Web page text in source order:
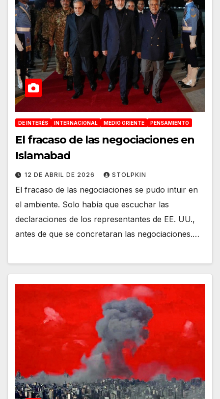
DE INTERÉS INTERNACIONAL MEDIO ORIENTE PENSAMIENTO
El fracaso de las negociaciones en
Islamabad
12 DE ABRIL DE 2026 STOLPKIN
El fracaso de las negociaciones se pudo intuir en
el ambiente. Solo había que escuchar las
declaraciones de los representantes de EE. UU.,
antes de que se concretaran las negociaciones.…